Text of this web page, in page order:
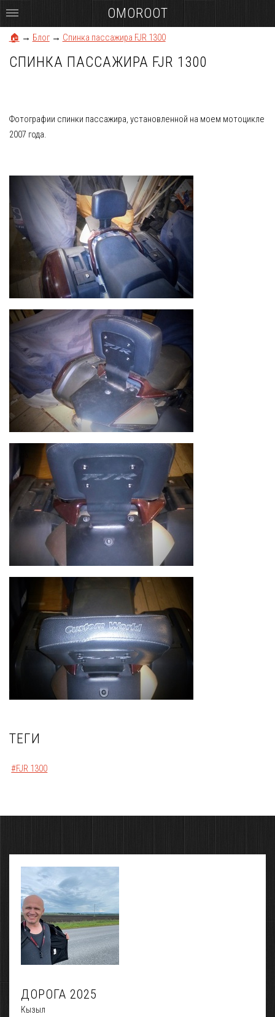
🏠 → Блог→ Спинка пассажира FJR 1300
СПИНКА ПАССАЖИРА FJR 1300
Фотографии спинки пассажира, установленной на моем мотоцикле
2007 года.
ТЕГИ
#FJR 1300
ДОРОГА 2025
Кызыл
OMOROOT